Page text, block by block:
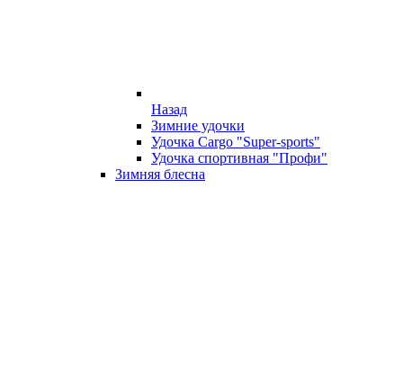
Назад
Зимние удочки
Удочка Cargo "Super-sports"
Удочка спортивная "Профи"
Зимняя блесна